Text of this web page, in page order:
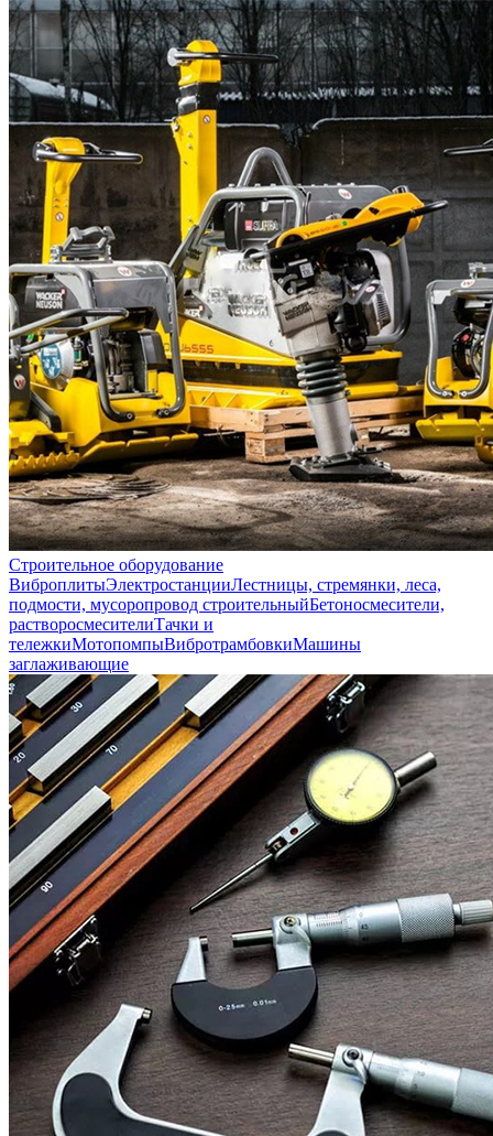
Строительное оборудование
ВиброплитыЭлектростанцииЛестницы, стремянки, леса,
подмости, мусоропровод строительныйБетоносмесители,
растворосмесителиТачки и
тележкиМотопомпыВибротрамбовкиМашины
заглаживающие